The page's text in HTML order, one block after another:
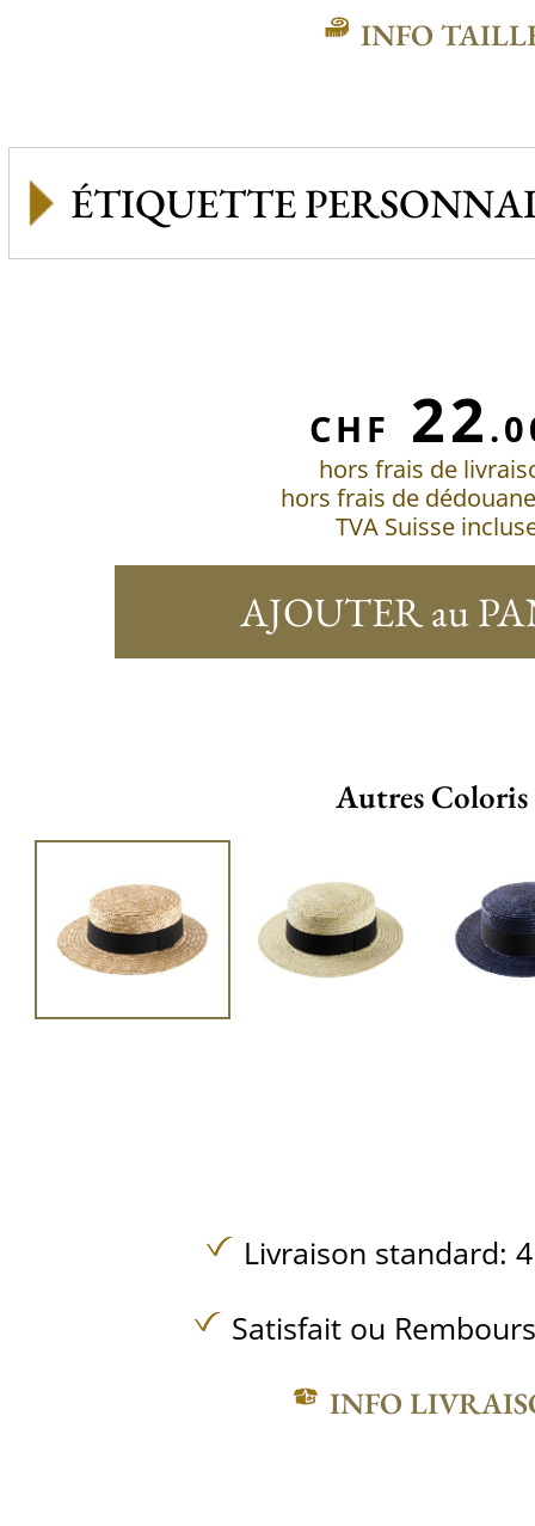
INFO
ÉTIQUETTE
CHF 22
hors frais de
hors frais de
TVA Suisse
AJOUTER au
Autres Coloris
Livraison standard:
Satisfait ou
INFO